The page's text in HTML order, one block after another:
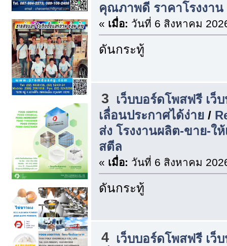
คุณภาพดี ราคาโรงงา
« เมื่อ: วันที่ 6 สิงหาคม
ดันกระทู้
3
เว็บบอร์ดโพสฟรี เว็
เลื่อนประกาศได้ง่าย/
ส่ง โรงงานผลิต-ขาย-ใ
สตีล
« เมื่อ: วันที่ 6 สิงหาคม
ดันกระทู้
4 เว็บบอร์ดโพสฟรี เว็